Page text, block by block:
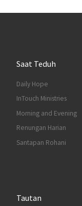
Saat Teduh
Daily Hope
InTouch Ministries
Morning and Evening
Renungan Harian
Santapan Rohani
Tautan